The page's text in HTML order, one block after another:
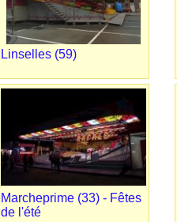
Linselles (59)
Marcheprime (33) - Fêtes
de l'été